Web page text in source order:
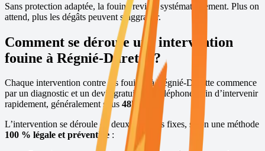
Sans protection adaptée, la fouine revient systématiquement. Plus on
attend, plus les dégâts peuvent s’aggraver.
Comment se déroule une intervention
fouine à Régnié-Durette ?
Chaque intervention contre les fouines àRégnié-Durette commence
par un diagnostic et un devis gratuits par téléphone, afin d’intervenir
rapidement, généralement sous 48h
L’intervention se déroule en deux passages fixes, selon une méthode
100 % légale et préventive :